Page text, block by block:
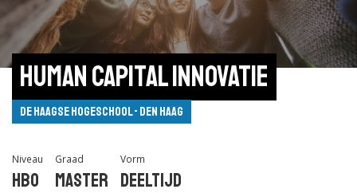
Human Capital Innovatie
De Haagse Hogeschool - Den Haag
Niveau
Hbo
Graad
Master
Vorm
Deeltijd